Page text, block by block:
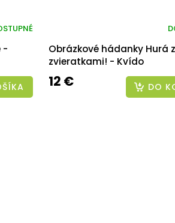
-
Obrázkové hádanky Hurá
zvieratkami! - Kvído
12 € DO